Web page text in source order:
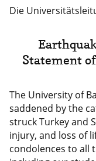
Die
Statement
The University of
saddened by the
struck Turkey and
injury, and loss of
condolences to all